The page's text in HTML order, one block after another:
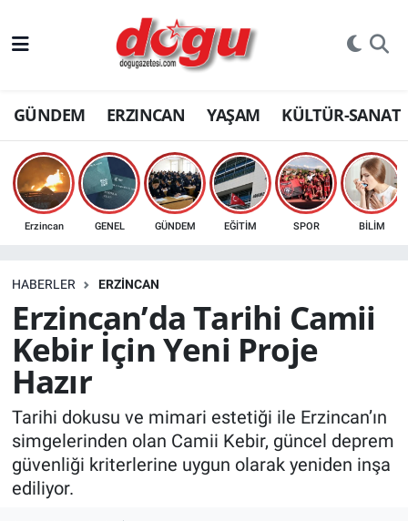
GÜNDEM ERZINCAN YAŞAM KÜLTÜR-SANAT
Erzincan GENEL GÜNDEM EĞİTİM SPOR BİLİM
HABERLER ERZINCAN
Erzincan’da Tarihi Camii
Kebir İçin Yeni Proje
Hazır
Tarihi dokusu ve mimari estetiği ile Erzincan’ın
simgelerinden olan Camii Kebir, güncel deprem
güvenliği kriterlerine uygun olarak yeniden inşa
ediliyor.
ERZINCAN
GÜNDEM
ERZİNCAN FOTOĞRAFLARI
SAĞLIK
EKONOMİ
Bilim, teknoloji
GENEL
KÜLTÜR-SANAT
Yerel Haber